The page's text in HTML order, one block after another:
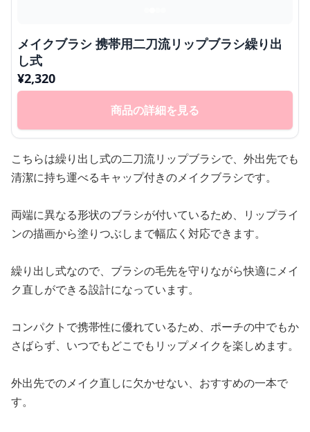
メイクブラシ 携帯用二刀流リップブラシ繰り出
し式
¥2,320
商品の詳細を見る
こちらは繰り出し式の二刀流リップブラシで、外出先でも
清潔に持ち運べるキャップ付きのメイクブラシです。
両端に異なる形状のブラシが付いているため、リップライ
ンの描画から塗りつぶしまで幅広く対応できます。
繰り出し式なので、ブラシの毛先を守りながら快適にメイ
ク直しができる設計になっています。
コンパクトで携帯性に優れているため、ポーチの中でもか
さばらず、いつでもどこでもリップメイクを楽しめます。
外出先でのメイク直しに欠かせない、おすすめの一本で
す。